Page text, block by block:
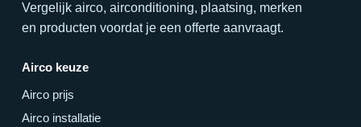
Vergelijk airco, airconditioning, plaatsing, merken
en producten voordat je een offerte aanvraagt.
Airco keuze
Airco prijs
Airco installatie